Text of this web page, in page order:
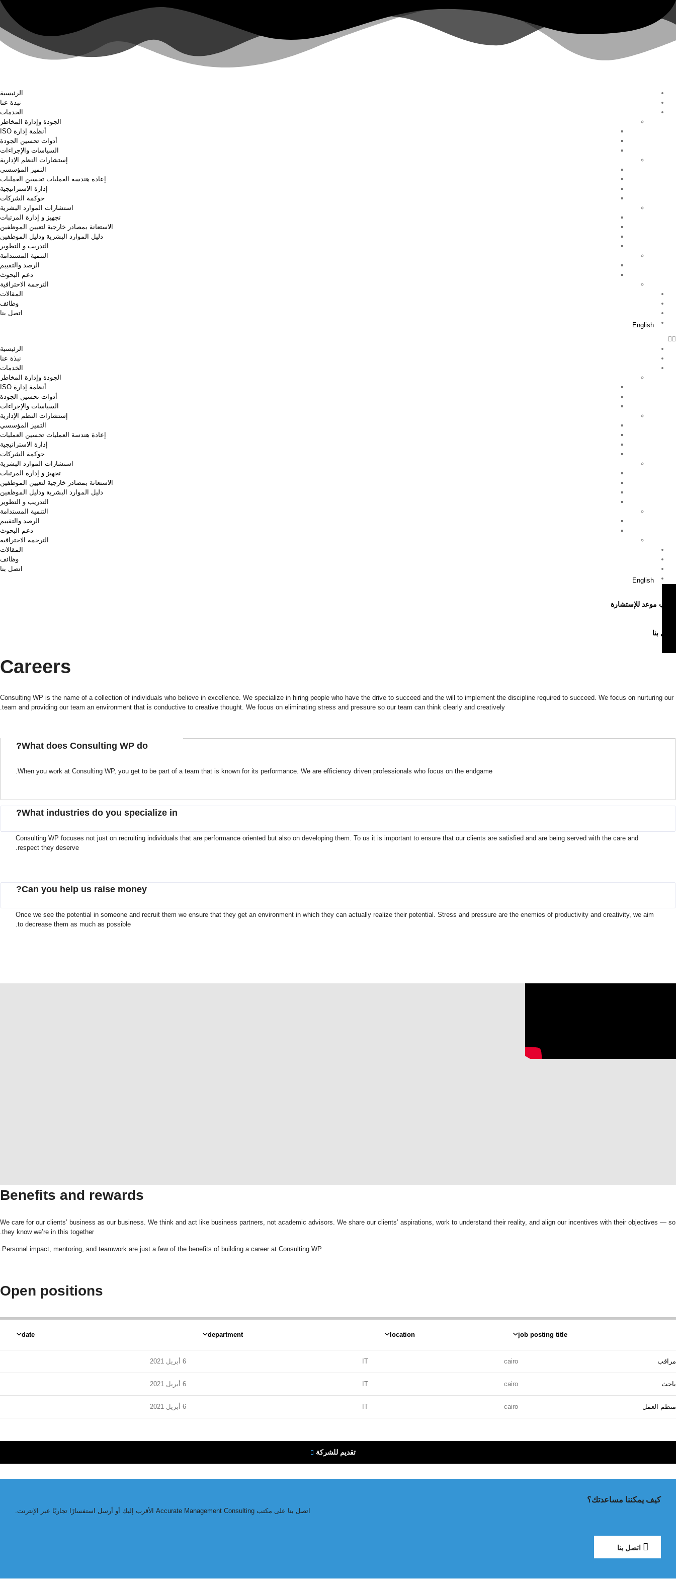
الرئيسية
نبذة عنا
الخدمات
الجودة وإدارة المخاطر
أنظمة إدارة ISO
أدوات تحسين الجودة
السياسات والإجراءات
إستشارات النظم الإدارية
التميز المؤسسي
إعادة هندسة العمليات تحسين العمليات
إدارة الاستراتيجية
حوكمة الشركات
استشارات الموارد البشرية
تجهيز و إدارة المرتبات
الاستعانة بمصادر خارجية لتعيين الموظفين
دليل الموارد البشرية ودليل الموظفين
التدريب و التطوير
التنمية المستدامة
الرصد والتقييم
دعم البحوث
الترجمة الاحترافية
المقالات
وظائف
اتصل بنا
English
الرئيسية
نبذة عنا
الخدمات
الجودة وإدارة المخاطر
أنظمة إدارة ISO
أدوات تحسين الجودة
السياسات والإجراءات
إستشارات النظم الإدارية
التميز المؤسسي
إعادة هندسة العمليات تحسين العمليات
إدارة الاستراتيجية
حوكمة الشركات
استشارات الموارد البشرية
تجهيز و إدارة المرتبات
الاستعانة بمصادر خارجية لتعيين الموظفين
دليل الموارد البشرية ودليل الموظفين
التدريب و التطوير
التنمية المستدامة
الرصد والتقييم
دعم البحوث
الترجمة الاحترافية
المقالات
وظائف
اتصل بنا
English
اطلب موعد للإستشارة
اتصل بنا
Careers
Consulting WP is the name of a collection of individuals who believe in excellence. We specialize in hiring people who have the drive to succeed and the will to implement the discipline required to succeed. We focus on nurturing our
team and providing our team an environment that is conductive to creative thought. We focus on eliminating stress and pressure so our team can think clearly and creatively.
What does Consulting WP do?
When you work at Consulting WP, you get to be part of a team that is known for its performance. We are efficiency driven professionals who focus on the endgame.
What industries do you specialize in?
Consulting WP focuses not just on recruiting individuals that are performance oriented but also on developing them. To us it is important to ensure that our clients are satisfied and are being served with the care and
respect they deserve.
Can you help us raise money?
Once we see the potential in someone and recruit them we ensure that they get an environment in which they can actually realize their potential. Stress and pressure are the enemies of productivity and creativity, we aim
to decrease them as much as possible.
Benefits and rewards
We care for our clients’ business as our business. We think and act like business partners, not academic advisors. We share our clients’ aspirations, work to understand their reality, and align our incentives with their objectives — so
they know we’re in this together.
Personal impact, mentoring, and teamwork are just a few of the benefits of building a career at Consulting WP.
Open positions
job posting title
location
department
date
مراقب cairo
IT 6 أبريل 2021
باحث cairo
IT 6 أبريل 2021
منظم العمل cairo
IT 6 أبريل 2021
تقديم للشركة
كيف يمكننا مساعدتك؟
اتصل بنا على مكتب Accurate Management Consulting الأقرب إليك أو أرسل استفسارًا تجاريًا عبر الإنترنت.
اتصل بنا